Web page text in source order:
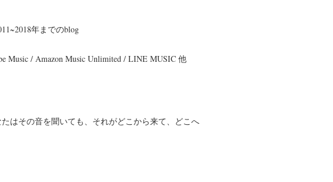
年までのblog
Music / Amazon Music Unlimited / LINE MUSIC 他
はその音を聞いても、それがどこから来て、どこへ